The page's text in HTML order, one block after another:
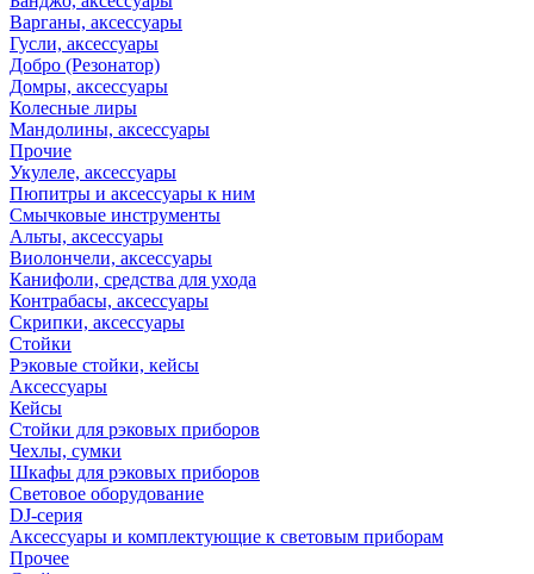
Варганы, аксессуары
Гусли, аксессуары
Добро (Резонатор)
Домры, аксессуары
Колесные лиры
Мандолины, аксессуары
Прочие
Укулеле, аксессуары
Пюпитры и аксессуары к ним
Смычковые инструменты
Альты, аксессуары
Виолончели, аксессуары
Канифоли, средства для ухода
Контрабасы, аксессуары
Скрипки, аксессуары
Стойки
Рэковые стойки, кейсы
Аксессуары
Кейсы
Стойки для рэковых приборов
Чехлы, сумки
Шкафы для рэковых приборов
Световое оборудование
DJ-серия
Аксессуары и комплектующие к световым приборам
Прочее